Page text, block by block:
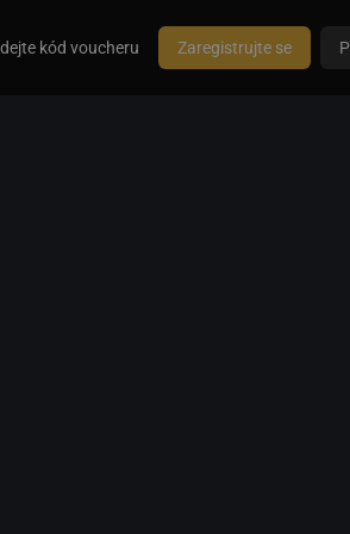
kód voucheru Zaregistrujte se